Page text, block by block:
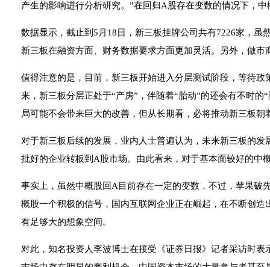
产生的影响进行分析研究。”在回归A股存在变数的情况下，
数据显示，截止到5月18日，新三板挂牌公司共有7226家，虽
新三板在融资方面、财务数据要求方面更加灵活。另外，做市
值得注意的是，目前，新三板开始进入分层测试阶段，等待
来，新三板分层正处于“产房”，伴随着“胎动”的还会有不时的
局可能不会带来巨大的改善，但从长期看，必将推动新三板朝
对于新三板后续的发展，业内人士普遍认为，未来新三板的
批好的企业转板到A股市场。由此看来，对于基本面较好的中
事实上，虽然中概股回A目前存在一定的变数，不过，苹果破
概股一个积极的信号，国内互联网企业正在崛起，在不断创
有足够大的想象空间。
对此，知名投资人李波博士在接受《证券日报》记者采访时